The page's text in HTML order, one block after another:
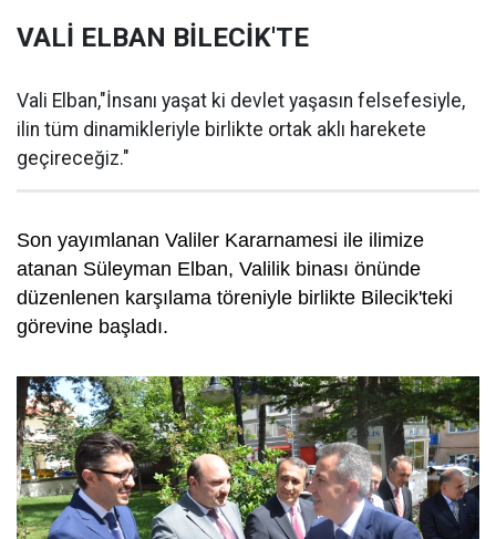
VALİ ELBAN BİLECİK'TE
Vali Elban,"İnsanı yaşat ki devlet yaşasın felsefesiyle,
ilin tüm dinamikleriyle birlikte ortak aklı harekete
geçireceğiz."
Son yayımlanan Valiler Kararnamesi ile ilimize
atanan Süleyman Elban, Valilik binası önünde
düzenlenen karşılama töreniyle birlikte Bilecik'teki
görevine başladı.